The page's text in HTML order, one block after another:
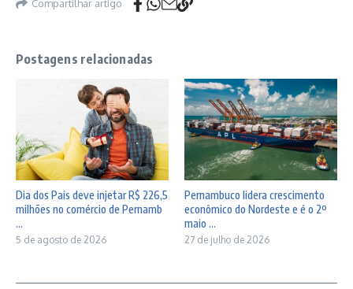
Compartilhar artigo
Postagens relacionadas
Dia dos Pais deve injetar R$ 226,5
milhões no comércio de Pernamb
...
5 de agosto de 2026
Pernambuco lidera crescimento
econômico do Nordeste e é o 2º
maio ...
27 de julho de 2026